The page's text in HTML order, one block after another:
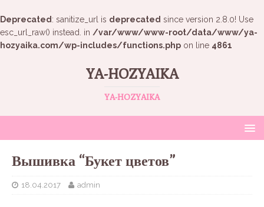
Deprecated : sanitize_url is deprecated since version 2.8.0! Use
esc_url_raw() instead. in /var/www/www-root/data/www/ya-
hozyaika.com/wp-includes/functions.php on line 4861
YA-HOZYAIKA
YA-HOZYAIKA
Вышивка “Букет цветов”
18.04.2017 admin